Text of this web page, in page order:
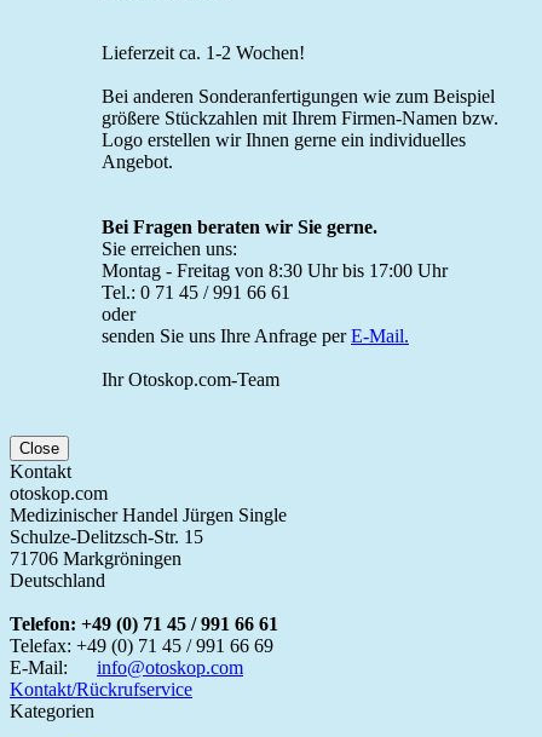
Lieferzeit ca. 1-2 Wochen!
Bei anderen Sonderanfertigungen wie zum Beispiel
größere Stückzahlen mit Ihrem Firmen-Namen bzw.
Logo erstellen wir Ihnen gerne ein individuelles
Angebot.
Bei Fragen beraten wir Sie gerne.
Sie erreichen uns:
Montag - Freitag von 8:30 Uhr bis 17:00 Uhr
Tel.: 0 71 45 / 991 66 61
oder
senden Sie uns Ihre Anfrage perE-Mail.
Ihr Otoskop.com-Team
Close
Kontakt
otoskop.com
Medizinischer Handel Jürgen Single
Schulze-Delitzsch-Str. 15
71706 Markgröningen
Deutschland
Telefon: +49 (0) 71 45 / 991 66 61
Telefax: +49 (0) 71 45 / 991 66 69
E-Mail:
info@otoskop.com
Kontakt/Rückrufservice
Kategorien